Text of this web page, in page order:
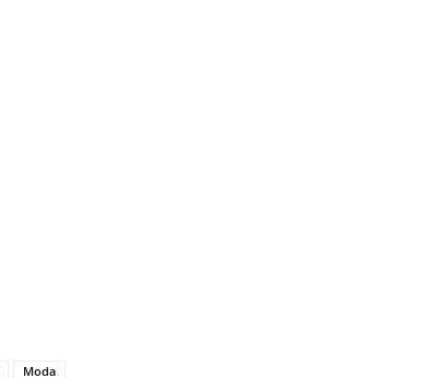
Moda